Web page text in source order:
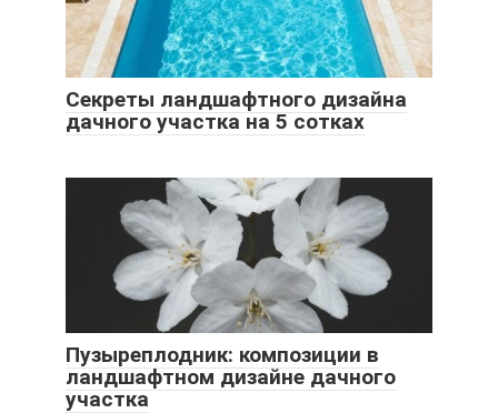
Секреты ландшафтного дизайна
дачного участка на 5 сотках
Пузыреплодник: композиции в
ландшафтном дизайне дачного
участка